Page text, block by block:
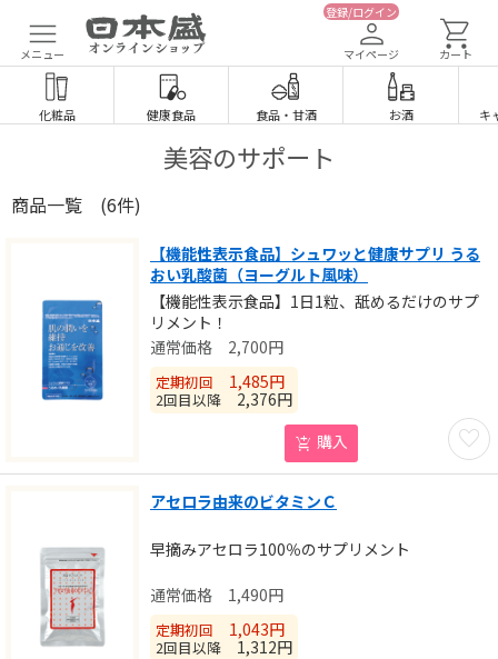
メニュー
登録/ログイン
マイページ カート
化粧品 健康食品 食品・ 甘酒 お酒 キ
美容のサポート
商品一覧 (6件)
【機能性表示食品】シュワッと健康サプリ うる
おい乳酸菌（ヨーグルト風味）
【機能性表示食品】1日1粒、舐めるだけのサプ
リメント！
お気
2,700円
定期初回 1,485円
2回目以降 2,376円
購入
アセロラ由来のビタミンＣ
早摘みアセロラ100％のサプリメント
1,490円
定期初回 1,043円
2回目以降 1,312円